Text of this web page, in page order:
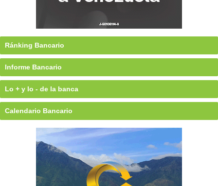
Ránking Bancario
Informe Bancario
Lo + y lo - de la banca
Calendario Bancario